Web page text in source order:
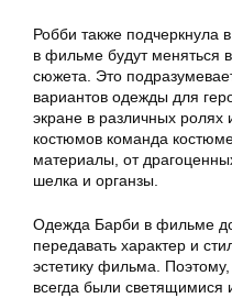
Робби также подчеркнула
в фильме будут меняться
сюжета. Это
вариантов одежды для
экране в различных ролях
костюмов команда
материалы, от
шелка и органзы.
Одежда Барби в фильме
передавать характер и
эстетику фильма.
всегда были светящимися